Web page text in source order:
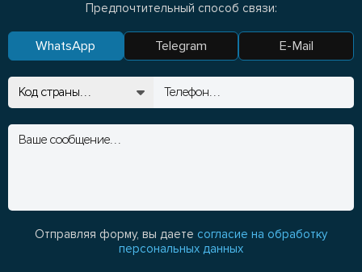
Предпочтительный способ связи:
WhatsApp Telegram E-Mail
Отправляя форму, вы даете согласие на обработку
персональных данных